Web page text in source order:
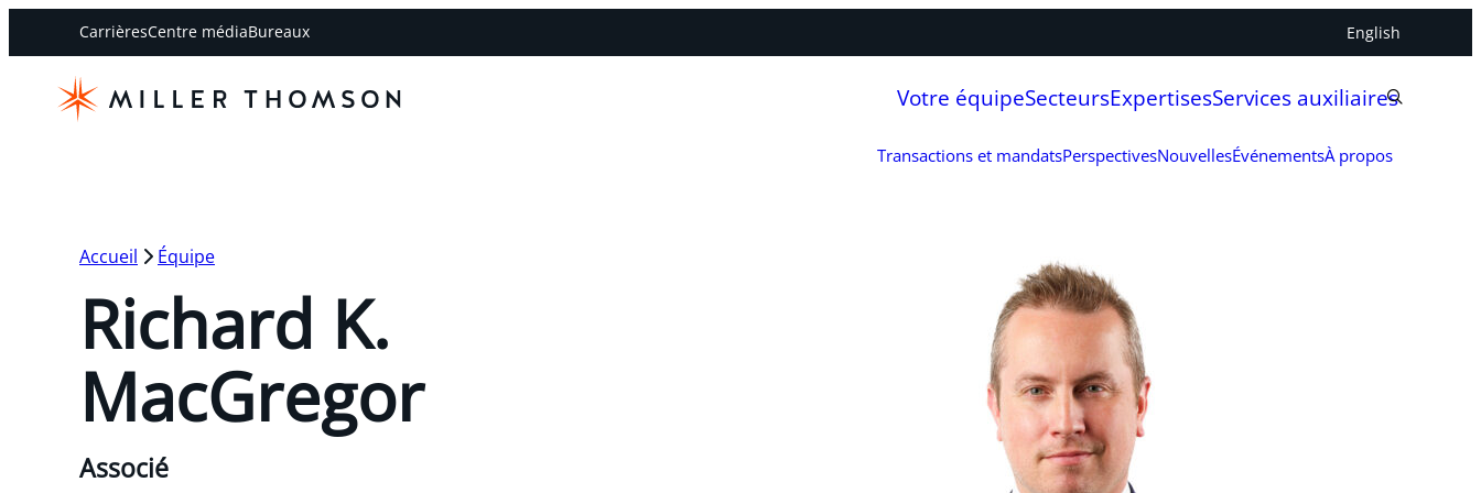
CarrièresCentre médiaBureaux English
Votre équipeSecteursExpertisesServices auxiliaires
Transactions et mandatsPerspectivesNouvellesÉvénementsÀ propos
Accueil Équipe
Richard K.
MacGregor
Associé